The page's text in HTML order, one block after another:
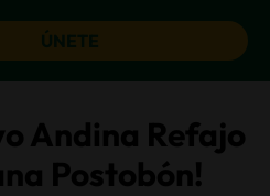
ÚNETE
Andina Refajo
Postobón!